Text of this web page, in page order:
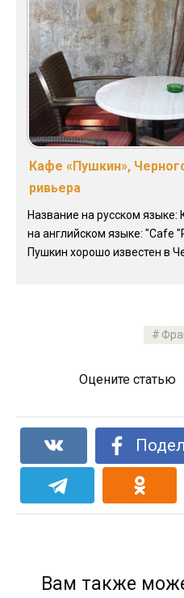
Кафе «Пушкин»,
ривьера
Название на русском
на английском языке: "Cafe
Пушкин хорошо известен в
Оцените статью
Вам также